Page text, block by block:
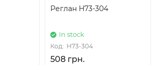
Реглан H73-304
In stock
Код: H73-304
508 грн.